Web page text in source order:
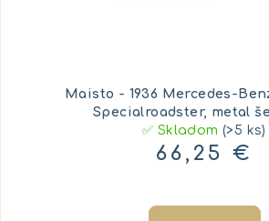
Maisto - 1936 Mercedes-
Specialroadster, metal
✅ Skladom(>5 ks)
66,25 €